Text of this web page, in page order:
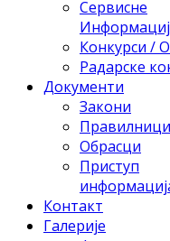
Сервисне
Конкурси /
Радарске
Документи
Закони
Правилници
Обрасци
Приступ
Контакт
Галерије